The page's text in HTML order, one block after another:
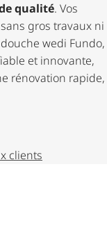
qualité. Vos
gros travaux ni
wedi Fundo,
et innovante,
rénovation rapide,
clients